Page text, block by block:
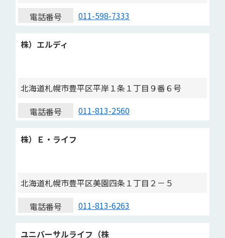
電話番号
011-598-7333
株）エルディ
北海道札幌市豊平区平岸１条１丁目９番６号
電話番号
011-813-2560
株）Ｅ・ライフ
北海道札幌市豊平区美園四条１丁目２－５
電話番号
011-813-6263
ユニバーサルライフ（株